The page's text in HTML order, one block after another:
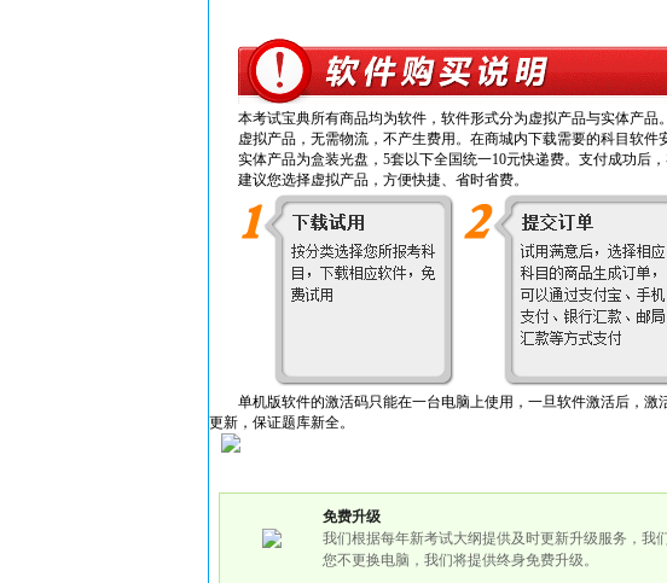
本考试宝典所有商品均为软件，软件形式分为虚拟产品与实体产品。
虚拟产品，无需物流，不产生费用。在商城内下载需要的科目软件
实体产品为盒装光盘，5套以下全国统一10元快递费。支付成功后
建议您选择虚拟产品，方便快捷、省时省费。
单机版软件的激活码只能在一台电脑上使用，一旦软件激活后，激
更新，保证题库新全。
免费升级
我们根据每年新考试大纲提供及时更新升级服务，我
您不更换电脑，我们将提供终身免费升级。